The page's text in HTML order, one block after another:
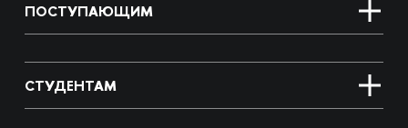
ПОСТУПАЮЩИМ
СТУДЕНТАМ